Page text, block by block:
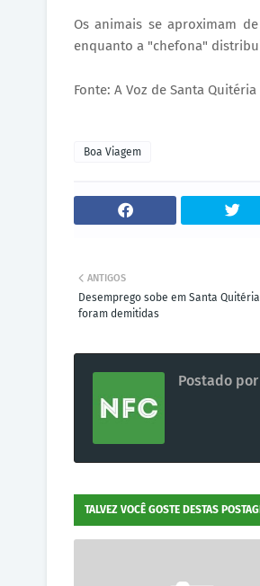
Os animais se aproximam
enquanto a "chefona"
Fonte: A Voz de Santa Quitéria
Boa Viagem
ANTIGOS
Desemprego sobe em Santa
foram demitidas
Postado por
TALVEZ VOCÊ GOSTE DESTAS